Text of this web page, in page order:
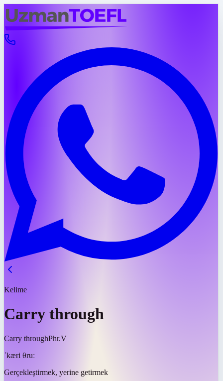
Kelime
Carry through
Carry throughPhr.V
ˈkæri θruː
Gerçekleştirmek, yerine getirmek